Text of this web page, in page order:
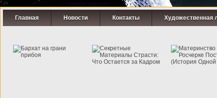
" />
Главная Новости Контакты Художественная